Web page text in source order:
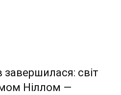
завершилася: світ
Ніллом —